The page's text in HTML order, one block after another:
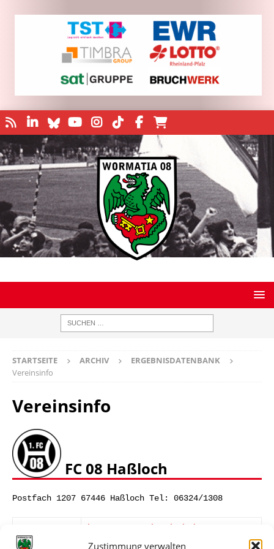
Zustimmung verwalten
STARTSEITE ARCHIV
ERGEBNISDATENBANK
Vereinsinfo
Vereinsinfo
FC 08 Haßloch
Postfach 1207 67446 Haßloch Tel: 06324/1308
https://www.08hassloch.de